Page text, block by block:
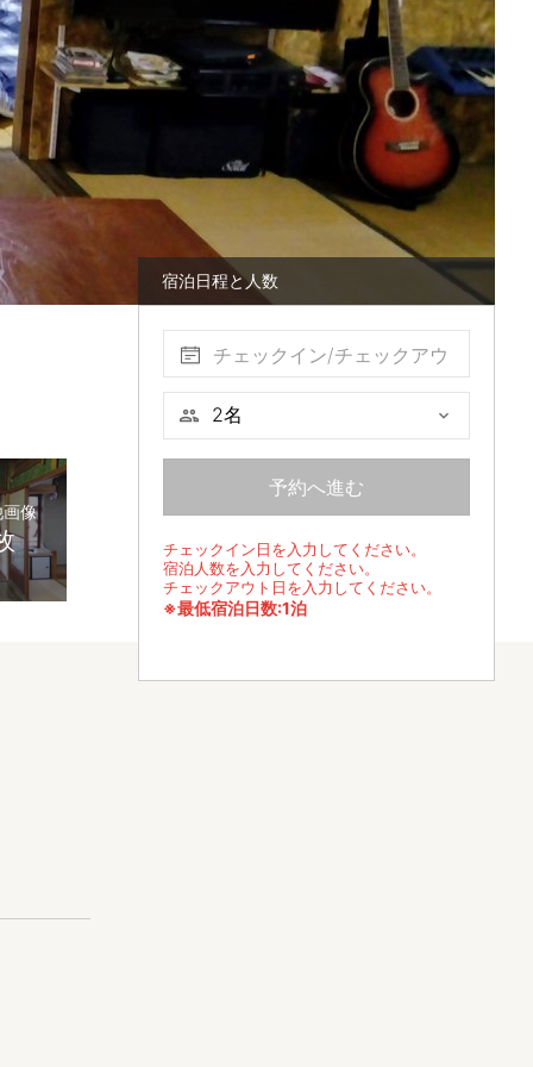
宿泊日程と人数
チェックイン/チェックアウ
ト
予約へ進む
チェックイン日を入力してください。
宿泊人数を入力してください。
チェックアウト日を入力してください。
※最低宿泊日数:1泊
像